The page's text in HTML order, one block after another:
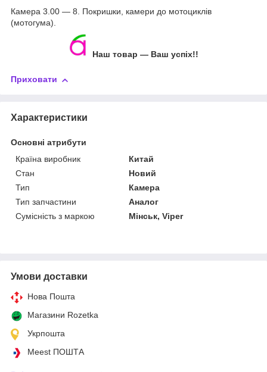
Камера 3.00 — 8. Покришки, камери до мотоциклів
(мотогума).
Наш товар — Ваш успіх!!
Приховати
Характеристики
Основні атрибути
Країна виробник
Китай
Стан
Новий
Тип
Камера
Тип запчастини
Аналог
Сумісність з маркою
Мінськ, Viper
Умови доставки
Нова Пошта
Магазини Rozetka
Укрпошта
Meest ПОШТА